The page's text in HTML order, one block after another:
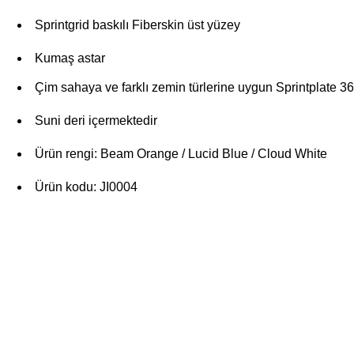
Sprintgrid baskılı Fiberskin üst yüzey
Kumaş astar
Çim sahaya ve farklı zemin türlerine uygun Sprintplate
Suni deri içermektedir
Ürün rengi: Beam Orange / Lucid Blue / Cloud White
Ürün kodu: JI0004